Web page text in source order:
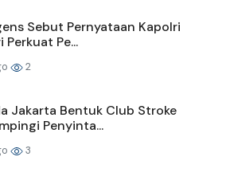
Sebut Pernyataan Kapolri
Perkuat Pe...
2
Jakarta Bentuk Club Stroke
Penyinta...
3